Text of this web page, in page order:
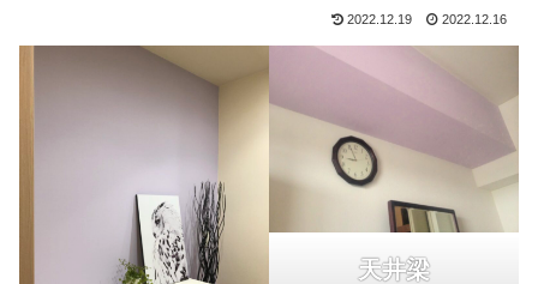
2022.12.19 2022.12.16
天井梁